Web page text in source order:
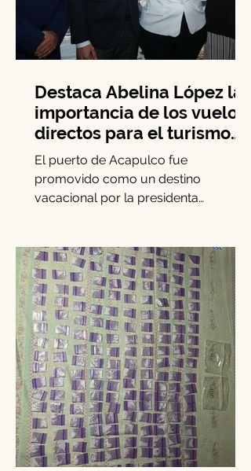
Destaca Abelina López la
importancia de los vuelos
directos para el turismo
entre Acapulco y
Monterrey
El puerto de Acapulco fue
promovido como un destino
municipal Abelina López Rodríguez,
quien lideró una...